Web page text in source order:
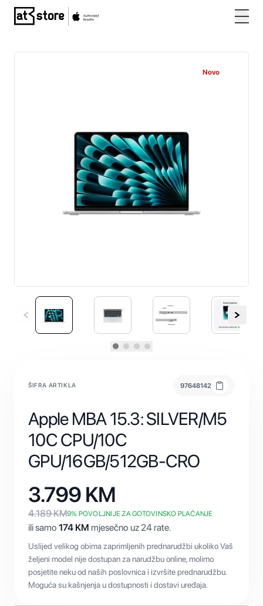
Posjetite početnu stranicu AT Store
Novo
ŠIFRA ARTIKLA 97648142
Apple MBA 15.3: SILVER/M5
10C CPU/10C
GPU/16GB/512GB-CRO
3.799 KM
4.189KM9% POVOLJNIJE ZA GOTOVINSKO PLAĆANJE
ili samo 174 KM mjesečno uz 24 rate.
Uslijed velikog obima zaprimljenih prednarudžbi ukoliko Vaš
željeni model nije dostupan za narudžbu online, molimo
posjetite neku od naših poslovnica i izvršite prednarudžbu.
Moguća su kašnjenja u dostupnosti i dostavi uređaja.